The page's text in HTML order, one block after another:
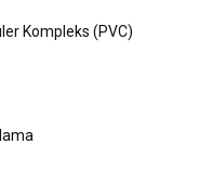
Kompleks (PVC)